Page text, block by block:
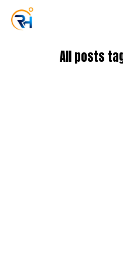
All posts